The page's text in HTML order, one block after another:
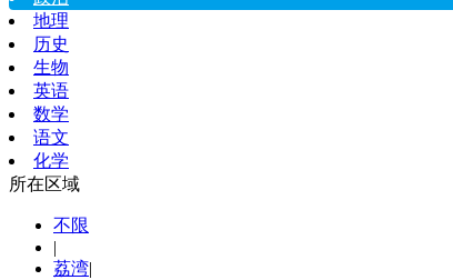
地理
历史
生物
英语
数学
语文
化学
所在区域
不限
|
荔湾|